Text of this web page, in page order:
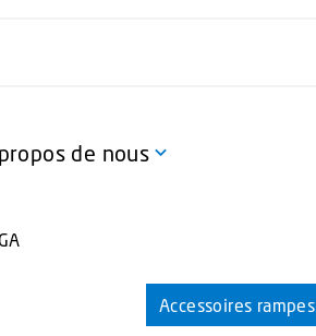
de nous
Accessoires rampes